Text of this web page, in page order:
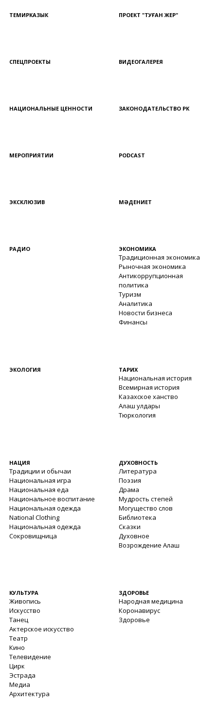
ТЕМИРКАЗЫК ПРОЕКТ "ТУҒАН ЖЕР"
СПЕЦПРОЕКТЫ ВИДЕОГАЛЕРЕЯ
НАЦИОНАЛЬНЫЕ ЦЕННОСТИ ЗАКОНОДАТЕЛЬСТВО РК
МЕРОПРИЯТИИ PODCAST
ЭКСКЛЮЗИВ МӘДЕНИЕТ
РАДИО ЭКОНОМИКА
Традиционная экономика
Рыночная экономика
Антикоррупционная
политика
Туризм
Аналитика
Новости бизнеса
Финансы
ЭКОЛОГИЯ ТАРИХ
Национальная история
Всемирная история
Казахское ханство
Алаш улдары
Тюркология
НАЦИЯ
Традиции и обычаи
Национальная игра
Национальная еда
Национальное воспитание
Национальная одежда
National Clothing
Национальная одежда
Сокровищница
ДУХОВНОСТЬ
Литература
Поэзия
Драма
Мудрость степей
Могущество слов
Библиотека
Сказки
Духовное
Возрождение Алаш
КУЛЬТУРА
Живопись
Искусство
Танец
Актерское искусство
Театр
Кино
Телевидение
Цирк
Эстрада
Медиа
Архитектура
ЗДОРОВЬЕ
Народная медицина
Коронавирус
Здоровье